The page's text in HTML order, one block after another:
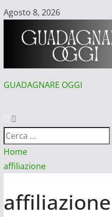
Vai
contenuto
Agosto 8, 2026
GUADAGNARE OGGI
Ricerca
per:
Home
affiliazione
affiliazione